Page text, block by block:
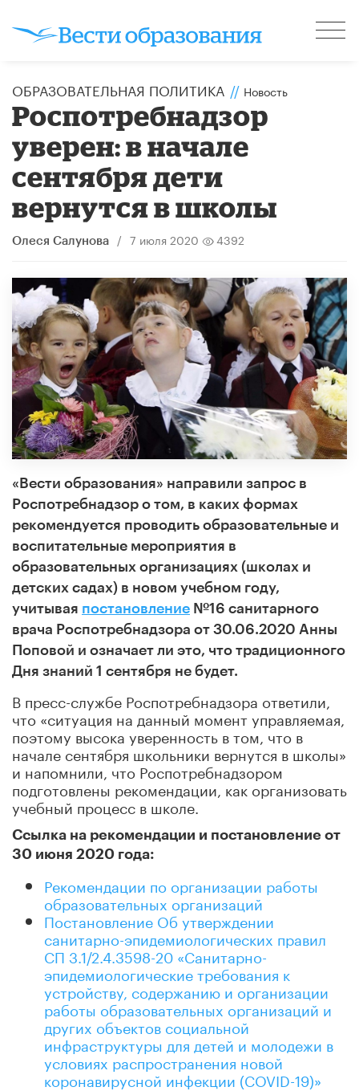
ОБРАЗОВАТЕЛЬНАЯ ПОЛИТИКА // Новость
​Роспотребнадзор
уверен: в начале
сентября дети
вернутся в школы
Олеся Салунова / 7 июля 2020 4392
«Вести образования» направили запрос в
Роспотребнадзор о том, в каких формах
рекомендуется проводить образовательные и
воспитательные мероприятия в
образовательных организациях (школах и
детских садах) в новом учебном году,
учитывая постановление №16 санитарного
врача Роспотребнадзора от 30.06.2020 Анны
Поповой и означает ли это, что традиционного
Дня знаний 1 сентября не будет.
В пресс-службе Роспотребнадзора ответили,
что «ситуация на данный момент управляемая,
поэтому высока уверенность в том, что в
начале сентября школьники вернутся в школы»
и напомнили, что Роспотребнадзором
подготовлены рекомендации, как организовать
учебный процесс в школе.
Ссылка на рекомендации и постановление от
30 июня 2020 года:
Рекомендации по организации работы
образовательных организаций
Постановление Об утверждении
санитарно-эпидемиологических правил
СП 3.1/2.4.3598-20 «Санитарно-
эпидемиологические требования к
устройству, содержанию и организации
работы образовательных организаций и
других объектов социальной
инфраструктуры для детей и молодежи в
условиях распространения новой
коронавирусной инфекции (COVID-19)»